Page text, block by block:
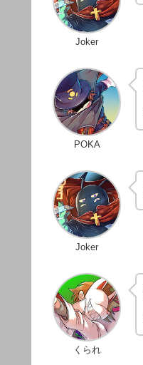
Joker
POKA
Joker
くられ